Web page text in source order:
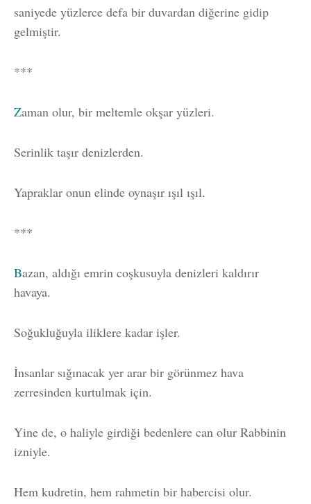
saniyede yüzlerce defa bir duvardan diğerine gidip
gelmiştir.
***
Zaman olur, bir meltemle okşar yüzleri.
Serinlik taşır denizlerden.
Yapraklar onun elinde oynaşır ışıl ışıl.
***
Bazan, aldığı emrin coşkusuyla denizleri kaldırır
havaya.
Soğukluğuyla iliklere kadar işler.
İnsanlar sığınacak yer arar bir görünmez hava
zerresinden kurtulmak için.
Yine de, o haliyle girdiği bedenlere can olur Rabbinin
izniyle.
Hem kudretin, hem rahmetin bir habercisi olur.